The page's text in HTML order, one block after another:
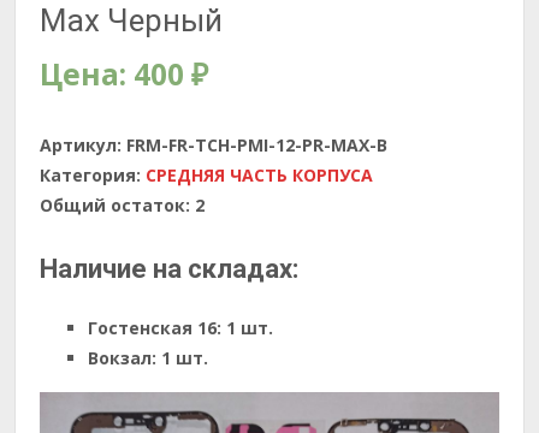
Max Черный
Цена: 400 ₽
Артикул: FRM-FR-TCH-PMI-12-PR-MAX-B
Категория: СРЕДНЯЯ ЧАСТЬ КОРПУСА
Общий остаток: 2
Наличие на складах:
Гостенская 16: 1 шт.
Вокзал: 1 шт.